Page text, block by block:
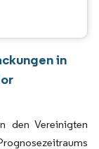
in
den Vereinigten